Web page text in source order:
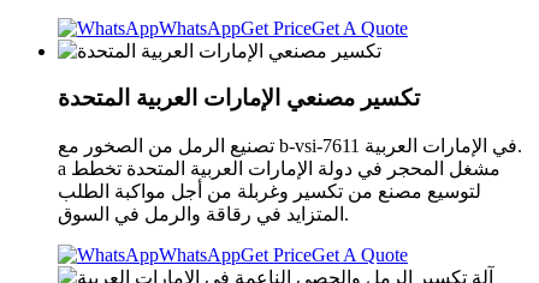
WhatsAppGet PriceGet A Quote
تكسير مصنعي الإمارات العربية المتحدة
تصنيع الرمل من الصخور مع b-vsi-7611 في الإمارات العربية.
a مشغل المحجر في دولة الإمارات العربية المتحدة تخطط
لتوسيع مصنع من تكسير وغربلة من أجل مواكبة الطلب
المتزايد في رقاقة والرمل في السوق.
WhatsAppGet PriceGet A Quote